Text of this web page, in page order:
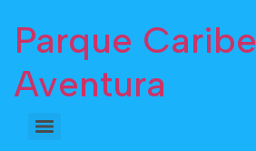
Parque Caribe
Aventura